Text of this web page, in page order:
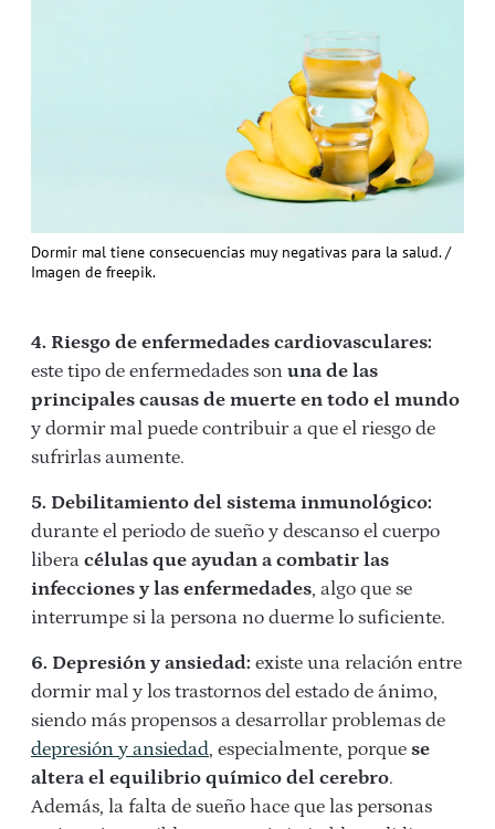
Dormir mal tiene consecuencias muy negativas para la salud. /
Imagen de freepik.
4. Riesgo de enfermedades cardiovasculares:
este tipo de enfermedades son una de las
principales causas de muerte en todo el mundo
y dormir mal puede contribuir a que el riesgo de
sufrirlas aumente.
5. Debilitamiento del sistema inmunológico:
durante el periodo de sueño y descanso el cuerpo
libera células que ayudan a combatir las
infecciones y las enfermedades, algo que se
interrumpe si la persona no duerme lo suficiente.
6. Depresión y ansiedad: existe una relación entre
dormir mal y los trastornos del estado de ánimo,
siendo más propensos a desarrollar problemas de
depresión y ansiedad, especialmente, porque se
altera el equilibrio químico del cerebro.
Además, la falta de sueño hace que las personas